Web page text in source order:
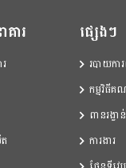
គារ ផ្សេងៗ
របាយកា
កម្មវិធី
ពានរង្វ
ការងារ